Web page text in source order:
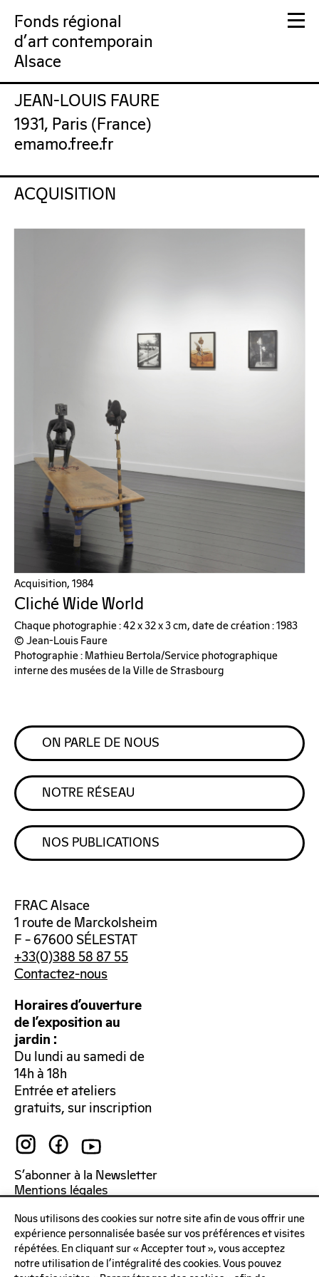
Fonds régional
d'art contemporain
Alsace
FRAC Alsace
JEAN-LOUIS FAURE
1931, Paris (France)
emamo.free.fr
ACQUISITION
Acquisition, 1984
Cliché Wide World
Chaque photographie : 42 x 32 x 3 cm, date de création : 1983
© Jean-Louis Faure
Photographie : Mathieu Bertola/Service photographique
interne des musées de la Ville de Strasbourg
ON PARLE DE NOUS
NOTRE RÉSEAU
NOS PUBLICATIONS
FRAC Alsace
1 route de Marckolsheim
F – 67600 SÉLESTAT
+33(0)388 58 87 55
Contactez-nous
Horaires d’ouverture
de l’exposition au
jardin :
Du lundi au samedi de
14h à 18h
Entrée et ateliers
gratuits, sur inscription
S’abonner à la Newsletter
Mentions légales
Nous utilisons des cookies sur notre site afin de vous offrir une
expérience personnalisée basée sur vos préférences et visites
répétées. En cliquant sur « Accepter tout », vous acceptez
notre utilisation de l'intégralité des cookies. Vous pouvez